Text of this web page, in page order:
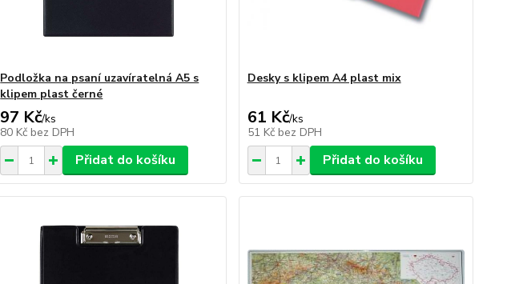
Podložka na psaní uzavíratelná A5 s
klipem plast černé
97 Kč/ks
80 Kč bez DPH
Přidat do košíku
Desky s klipem A4 plast mix
61 Kč/ks
51 Kč bez DPH
Přidat do košíku